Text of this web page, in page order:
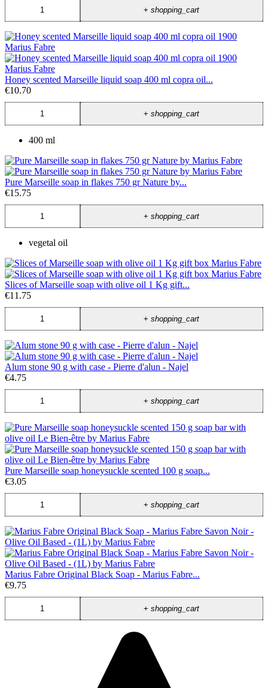
+shopping_cart
Honey scented Marseille liquid soap 400 ml copra oil...
€10.70
+shopping_cart
400 ml
Pure Marseille soap in flakes 750 gr Nature by...
€15.75
+shopping_cart
vegetal oil
Slices of Marseille soap with olive oil 1 Kg gift...
€11.75
+shopping_cart
Alum stone 90 g with case - Pierre d'alun - Najel
€4.75
+shopping_cart
Pure Marseille soap honeysuckle scented 100 g soap...
€3.05
+shopping_cart
Marius Fabre Original Black Soap - Marius Fabre...
€9.75
+shopping_cart